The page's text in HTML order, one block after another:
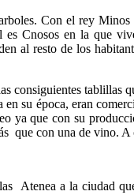
Con el rey
Cnosos en la que
al resto de los
tablillas
su época, eran
que con su
que con una de vino.
Atenea a la ciudad